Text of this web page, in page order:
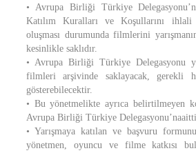
• Avrupa Birliği Türkiye
Katılım Kuralları ve Koşullarını
oluşması durumunda filmlerini
kesinlikle saklıdır.
• Avrupa Birliği Türkiye Delegasyonu
filmleri arşivinde saklayacak, gerekli
gösterebilecektir.
• Bu yönetmelikte ayrıca belirtilmeyen
Avrupa Birliği Türkiye
• Yarışmaya katılan ve başvuru
yönetmen, oyuncu ve filme katkısı